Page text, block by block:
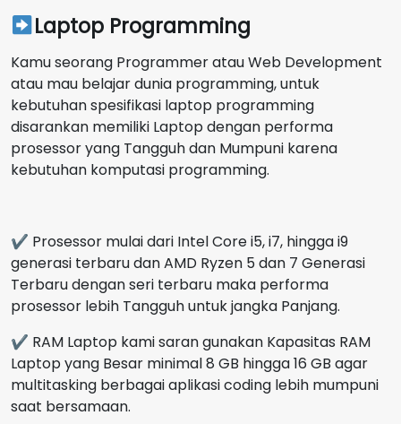
Laptop Programming
Kamu seorang Programmer atau Web Development
atau mau belajar dunia programming, untuk
kebutuhan spesifikasi laptop programming
disarankan memiliki Laptop dengan performa
prosessor yang Tangguh dan Mumpuni karena
kebutuhan komputasi programming.
✔ Prosessor mulai dari Intel Core i5, i7, hingga i9
generasi terbaru dan AMD Ryzen 5 dan 7 Generasi
Terbaru dengan seri terbaru maka performa
prosessor lebih Tangguh untuk jangka Panjang.
✔ RAM Laptop kami saran gunakan Kapasitas RAM
Laptop yang Besar minimal 8 GB hingga 16 GB agar
multitasking berbagai aplikasi coding lebih mumpuni
saat bersamaan.